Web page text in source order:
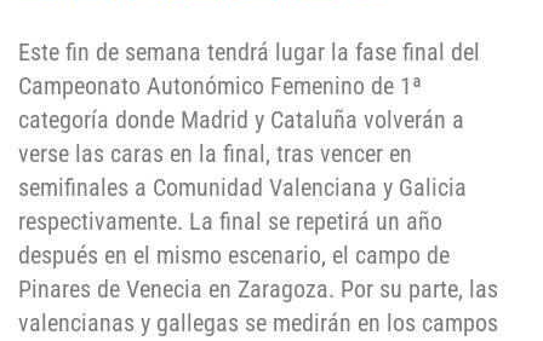
Este fin de semana tendrá lugar la fase final del
Campeonato Autonómico Femenino de 1ª
categoría donde Madrid y Cataluña volverán a
verse las caras en la final, tras vencer en
semifinales a Comunidad Valenciana y Galicia
respectivamente. La final se repetirá un año
después en el mismo escenario, el campo de
Pinares de Venecia en Zaragoza. Por su parte, las
valencianas y gallegas se medirán en los campos